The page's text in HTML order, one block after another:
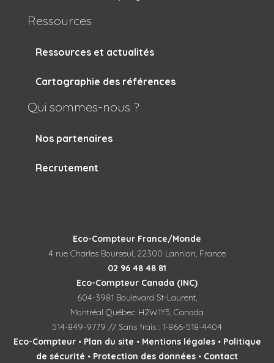
Ressources
Ressources et actualités
Cartographie des références
Qui sommes-nous ?
Nos partenaires
Recrutement
Eco-Compteur France/Monde
4 rue Charles Bourseul, 22300 Lannion, France
02 96 48 48 81
Eco-Compteur Canada (INC)
604-3981 Boulevard St-Laurent,
Montréal Québec H2W1Y5, Canada
514-849-9779 // Sans frais : 1-866-518-4404
Eco-Compteur• Plan du site • Mentions légales• Politique
de sécurité • Protection des données • Contact